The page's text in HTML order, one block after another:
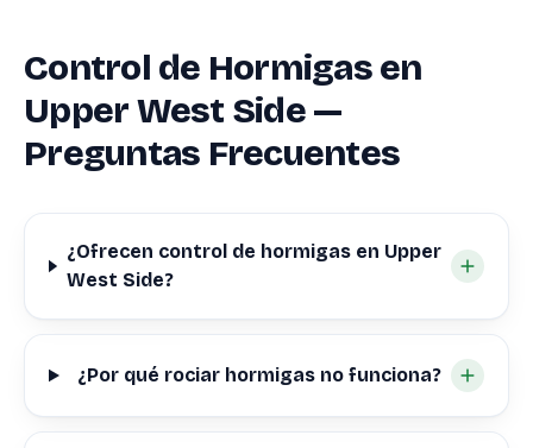
Control de Hormigas en
Upper West Side —
Preguntas Frecuentes
¿Ofrecen control de hormigas en Upper
West Side?
¿Por qué rociar hormigas no funciona?